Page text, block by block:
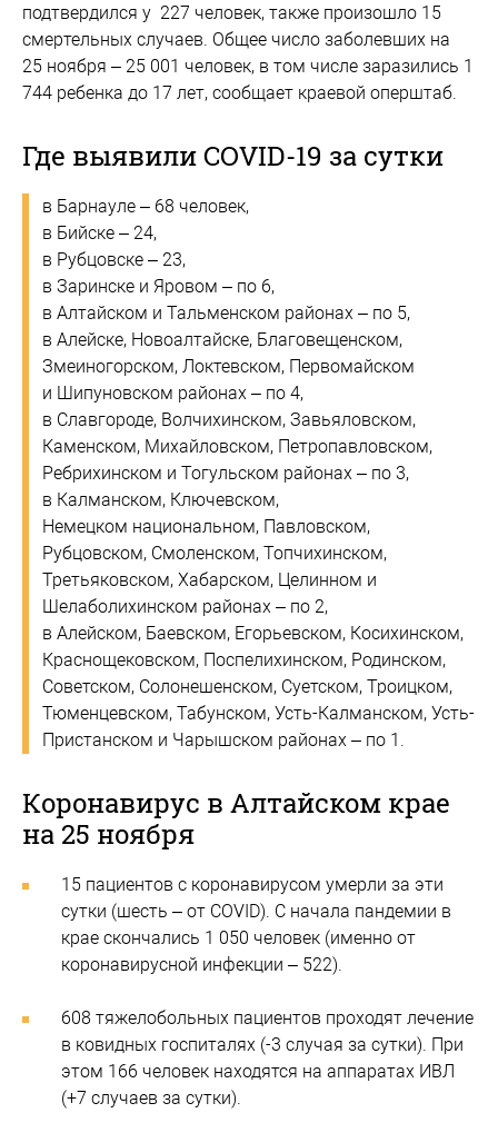
подтвердился у 227 человек, также произошло 15
смертельных случаев. Общее число заболевших на
25 ноября – 25 001 человек, в том числе заразились 1
744 ребенка до 17 лет, сообщает краевой оперштаб.
Где выявили COVID-19 за сутки
в Барнауле – 68 человек,
в Бийске – 24,
в Рубцовске – 23,
в Заринске и Яровом – по 6,
в Алтайском и Тальменском районах – по 5,
в Алейске, Новоалтайске, Благовещенском,
Змеиногорском, Локтевском, Первомайском
и Шипуновском районах – по 4,
в Славгороде, Волчихинском, Завьяловском,
Каменском, Михайловском, Петропавловском,
Ребрихинском и Тогульском районах – по 3,
в Калманском, Ключевском,
Немецком национальном, Павловском,
Рубцовском, Смоленском, Топчихинском,
Третьяковском, Хабарском, Целинном и
Шелаболихинском районах – по 2,
в Алейском, Баевском, Егорьевском, Косихинском,
Краснощековском, Поспелихинском, Родинском,
Советском, Солонешенском, Суетском, Троицком,
Тюменцевском, Табунском, Усть-Калманском, Усть-
Пристанском и Чарышском районах – по 1.
Коронавирус в Алтайском крае
на 25 ноября
15 пациентов с коронавирусом умерли за эти
сутки (шесть – от COVID). С начала пандемии в
крае скончались 1 050 человек (именно от
коронавирусной инфекции – 522).
608 тяжелобольных пациентов проходят лечение
в ковидных госпиталях (-3 случая за сутки). При
этом 166 человек находятся на аппаратах ИВЛ
(+7 случаев за сутки).